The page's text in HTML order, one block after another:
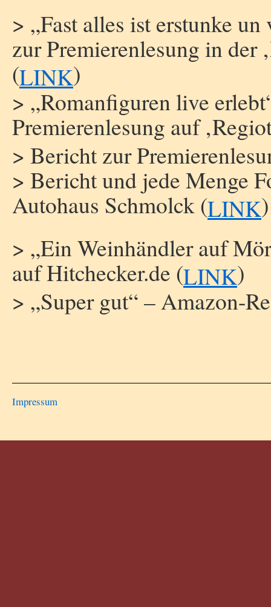
> „Fast alles ist erstunke
zur Premierenlesung in der
(LINK)
> „Romanfiguren live
Premierenlesung auf
> Bericht zur
> Bericht und jede Menge
Autohaus Schmolck (LINK)
> „Ein Weinhändler auf
auf Hitchecker.de (LINK)
> „Super gut“ – Amazon-
Impressum